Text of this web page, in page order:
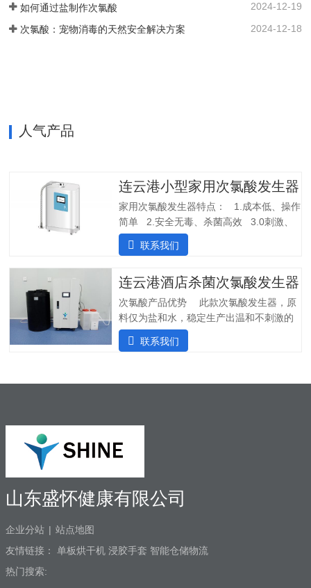
消毒问题。各地市的使用标准：解决方案
以及使用场景：1. 一机多用，解决牙椅水
如何通过盐制作次氯酸 2024-12-19
次氯酸：宠物消毒的天然安全解决方案 2024-12-18
人气产品
连云港小型家用次氯酸发生器
家用次氯酸发生器特点： 1.成本低、操作
简单 2.安全无毒、杀菌高效 3.0刺激、
几乎无味应用场景：产品参数：产品型
号：SHC-180尺寸：365*260*120mm重
置）电压：100V-200V 50/60Hz水压范
围：0.1Mpa～0.7Pma电解液桶容量：
100ml有效氯浓度：20-100ppm电解槽寿
命：10000h操作简单，即使用，开机1-3
秒即可产生高品质次氯酸盐消毒剂
联系我们
连云港酒店杀菌次氯酸发生器
次氯酸产品优势 此款次氯酸发生器，原
料仅为盐和水，稳定生产出温和不刺激的
次氯酸水，通过30多项检测合格，是酒店
行业消毒杀菌、除臭的必备设备。1)成本
10000小时；5）售后无忧：可市场培训以
及技术支持。6）高度集成：内置纯水机，
直接可接自来水。应用范围 次氯酸10-
橘，大肠杆菌，金黄色葡萄菌，MRSA等
联系我们
山东盛怀健康有限公司
企业分站 | 站点地图
友情链接： 单板烘干机 浸胶手套 智能仓储物流
热门搜索: